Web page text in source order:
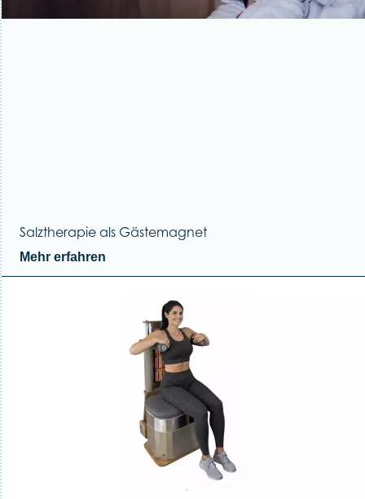
Salztherapie als Gästemagnet
Mehr erfahren